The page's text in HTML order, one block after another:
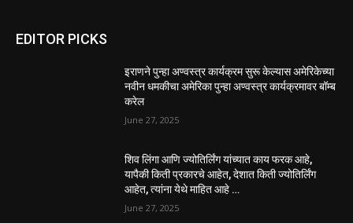
EDITOR PICKS
इराणने पुन्हा अण्वस्त्र कार्यक्रम सुरू केल्यास अमेरिकेच्या
नवीन धमकीचा अमेरिका पुन्हा अण्वस्त्र कार्यक्रमावर बॉम्ब
करेल
June 27, 2025
शिव लिंगा आणि ज्योतिर्लिंग यांच्यात काय फरक आहे,
यापैकी किती प्रकारचे आहेत, देशात किती ज्योतिर्लिंग
आहेत, त्यांना येथे माहित आहे …
June 27, 2025